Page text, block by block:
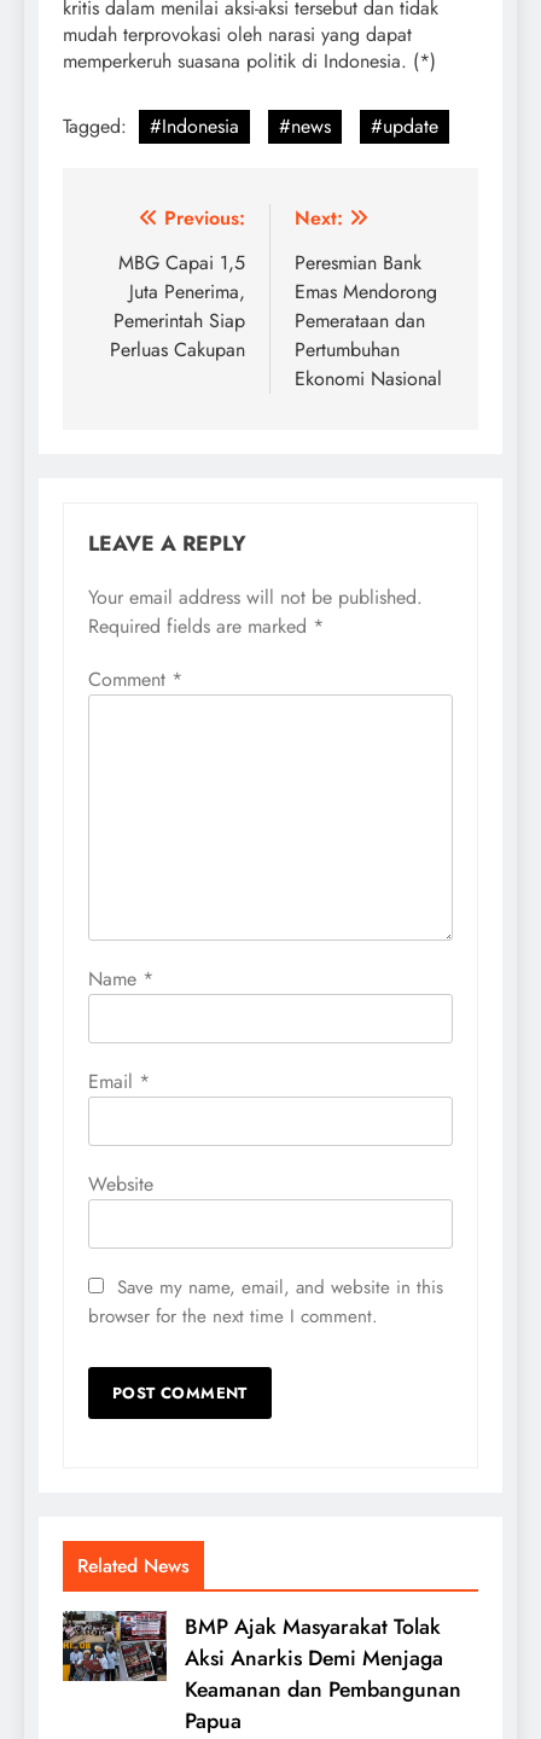
kritis dalam menilai aksi-aksi tersebut dan tidak
mudah terprovokasi oleh narasi yang dapat
memperkeruh suasana politik di Indonesia. (*)
Tagged: #Indonesia #news #update
Post
navigation
Previous:
MBG Capai 1,5
Juta Penerima,
Pemerintah Siap
Perluas Cakupan
Next:
Peresmian Bank
Emas Mendorong
Pemerataan dan
Pertumbuhan
Ekonomi Nasional
LEAVE A REPLY
Your email address will not be published.
Required fields are marked *
Comment *
Name *
Email *
Website
Save my name, email, and website in this
browser for the next time I comment.
Related News
BMP Ajak Masyarakat Tolak
Aksi Anarkis Demi Menjaga
Keamanan dan Pembangunan
Papua